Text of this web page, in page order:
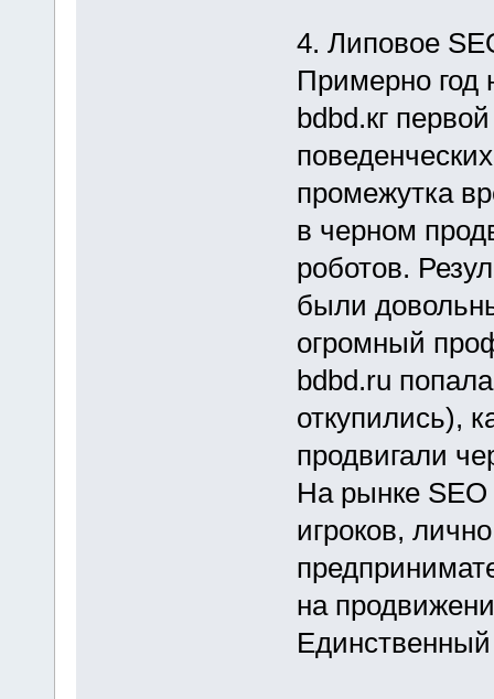
4. Липовое
Примерно год
bdbd.кг
промежутка
в черном
роботов.
были
огромный
bdbd.ru
откупились),
продвигали
На рынке SEO
игроков,
на